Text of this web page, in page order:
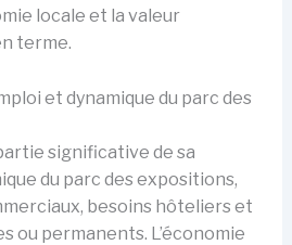
locale et la valeur
terme.
et dynamique du parc des
significative de sa
du parc des expositions,
besoins hôteliers et
ou permanents. L’économie